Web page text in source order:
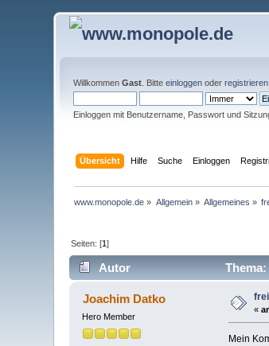
WillkommenGast . Bitteeinloggen oderregistrieren
Einloggen mit Benutzername, Passwort und
Übersicht Hilfe Suche Einloggen
www.monopole.de » Allgemein» Allgemeines »
Seiten: [1]
Autor
Joachim Datko
Hero Member
«
Mein